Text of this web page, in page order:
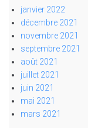
janvier 2022
décembre 2021
novembre 2021
septembre 2021
août 2021
juillet 2021
juin 2021
mai 2021
mars 2021